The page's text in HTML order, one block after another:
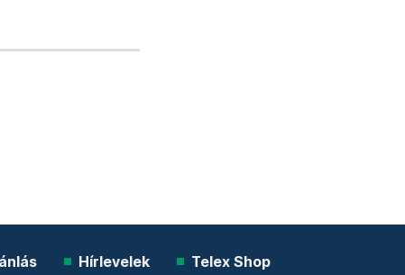
Hírlevelek Telex Shop